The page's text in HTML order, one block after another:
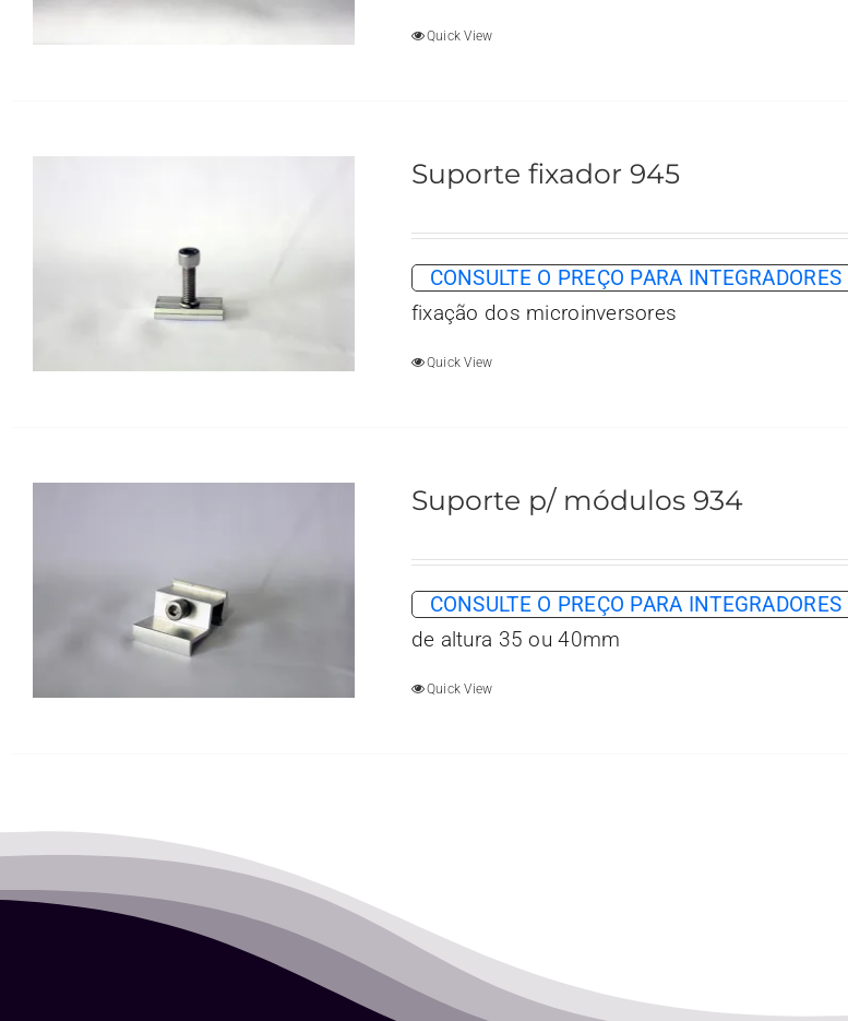
Quick View
Suporte fixador 945
CONSULTE O PREÇO PARA INTEGRADORES
fixação dos microinversores
Quick View
Suporte p/ módulos 934
CONSULTE O PREÇO PARA INTEGRADORES
de altura 35 ou 40mm
Quick View